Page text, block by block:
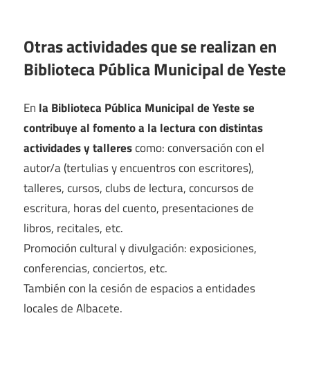
Otras actividades que se realizan en
Biblioteca Pública Municipal de Yeste
En la Biblioteca Pública Municipal de Yeste se
contribuye al fomento a la lectura con distintas
actividades y tallerescomo: conversación con el
autor/a (tertulias y encuentros con escritores),
talleres, cursos, clubs de lectura, concursos de
escritura, horas del cuento, presentaciones de
libros, recitales, etc.
Promoción cultural y divulgación: exposiciones,
conferencias, conciertos, etc.
También con la cesión de espacios a entidades
locales de Albacete.